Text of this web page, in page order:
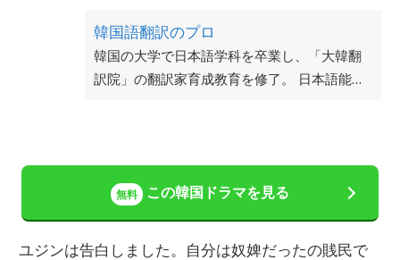
韓国語翻訳のプロ
韓国の大学で日本語学科を卒業し、「大韓翻
訳院」の翻訳家育成教育を修了。 日本語能力
無料 この韓国ドラマを見る
ユジンは告白しました。自分は奴婢だったの賎民で